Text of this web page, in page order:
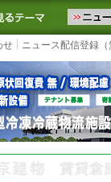
お届けします
りに追加 よく見る
せ ニュース配信登録（